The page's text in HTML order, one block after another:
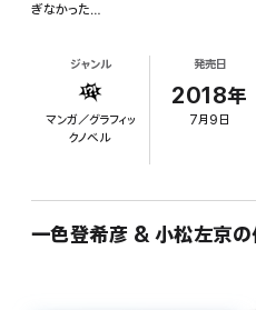
ぎなかった…
ジャンル
マンガ／グラフィッ
クノベル
発売日
2018年
7月9日
一色登希彦 & 小松左京の